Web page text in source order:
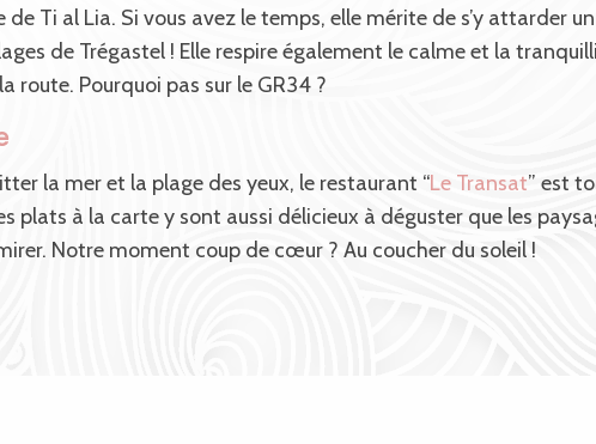
Ti al Lia. Si vous avez le temps, elle mérite de s’y attarder un
de Trégastel ! Elle respire également le calme et la
route. Pourquoi pas sur le GR34 ?
la mer et la plage des yeux, le restaurant “Le Transat” est
plats à la carte y sont aussi délicieux à déguster que les
Notre moment coup de cœur ? Au coucher du soleil !